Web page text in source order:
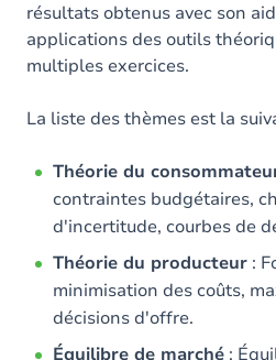
résultats obtenus avec son
applications des outils
multiples exercices.
La liste des thèmes est la
Théorie du
contraintes budgétaires,
d'incertitude, courbes de
Théorie du producteur :
minimisation des coûts,
décisions d'offre.
Équilibre de marché :